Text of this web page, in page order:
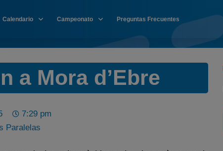
Calendario Campeonato Preguntas Frecuentes
a Mora d’Ebre
7:29 pm
Paralelas